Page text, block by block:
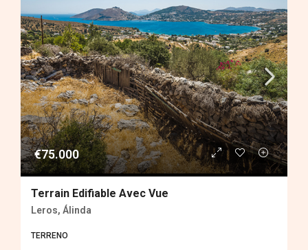
€75.000
Terrain Edifiable Avec Vue
Leros, Álinda
TERRENO